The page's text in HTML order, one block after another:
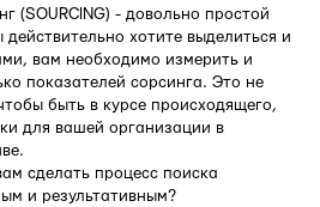
(SOURCING) - довольно простой
хотите выделиться и
вам необходимо измерить и
показателей сорсинга. Это не
быть в курсе происходящего,
для вашей организации в
сделать процесс поиска
и результативным?